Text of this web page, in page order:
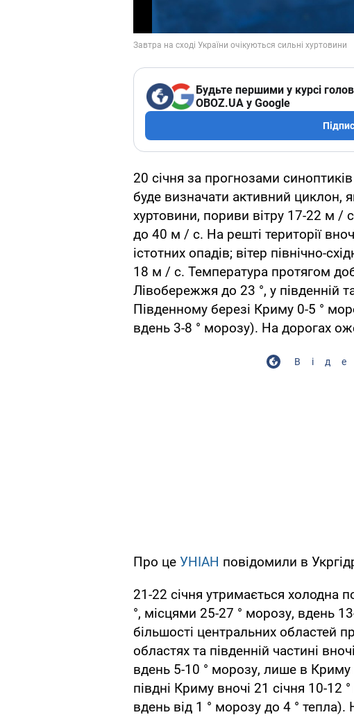
Будьте першими у курсі
OBOZ.UA у Google
20 січня за прогнозами
буде визначати активний циклон,
хуртовини, пориви вітру 17-22 м /
до 40 м / с. На решті території
істотних опадів; вітер північно-
18 м / с. Температура протягом
Лівобережжя до 23 °, у південній
Південному березі Криму 0-5 °
вдень 3-8 ° морозу). На дорогах
Про це УНІАН повідомили в
21-22 січня утримається холодна
°, місцями 25-27 ° морозу, вдень
більшості центральних областей
областях та південній частині
вдень 5-10 ° морозу, лише в Криму
півдні Криму вночі 21 січня 10-12
вдень від 1 ° морозу до 4 ° тепла).